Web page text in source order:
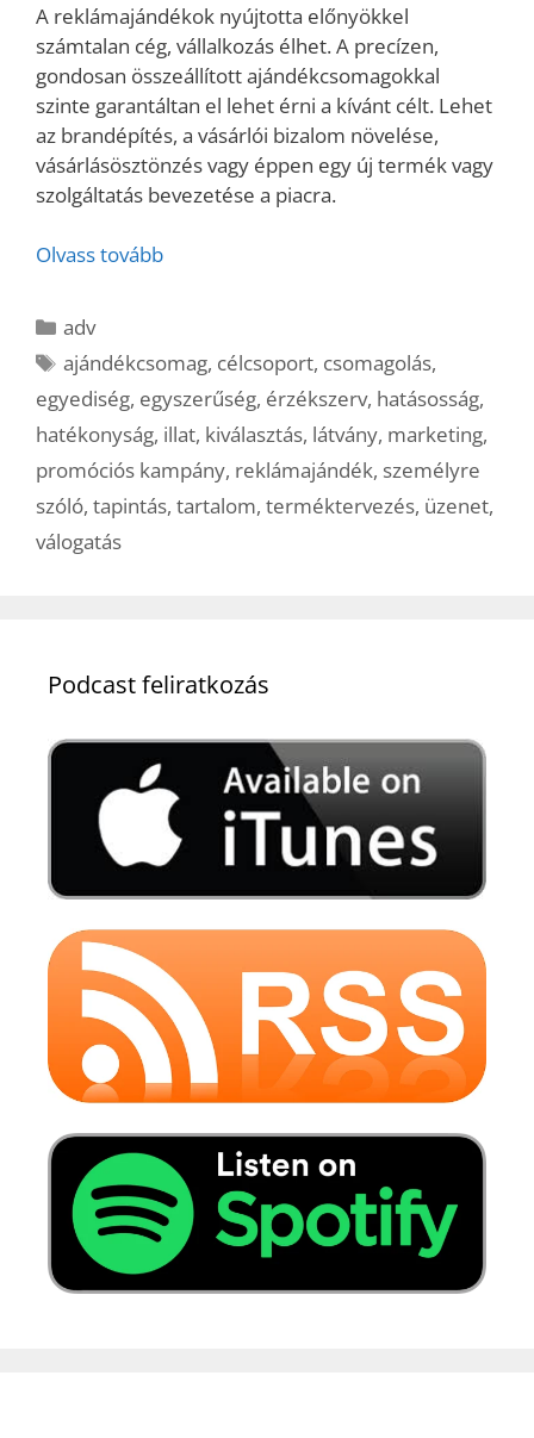
A reklámajándékok nyújtotta előnyökkel
számtalan cég, vállalkozás élhet. A precízen,
gondosan összeállított ajándékcsomagokkal
szinte garantáltan el lehet érni a kívánt célt. Lehet
az brandépítés, a vásárlói bizalom növelése,
vásárlásösztönzés vagy éppen egy új termék vagy
szolgáltatás bevezetése a piacra.
Olvass tovább
Kategória
adv
Címkék
ajándékcsomag, célcsoport, csomagolás,
egyediség, egyszerűség, érzékszerv, hatásosság,
hatékonyság, illat, kiválasztás, látvány, marketing,
promóciós kampány, reklámajándék, személyre
szóló, tapintás, tartalom, terméktervezés, üzenet,
válogatás
Podcast feliratkozás